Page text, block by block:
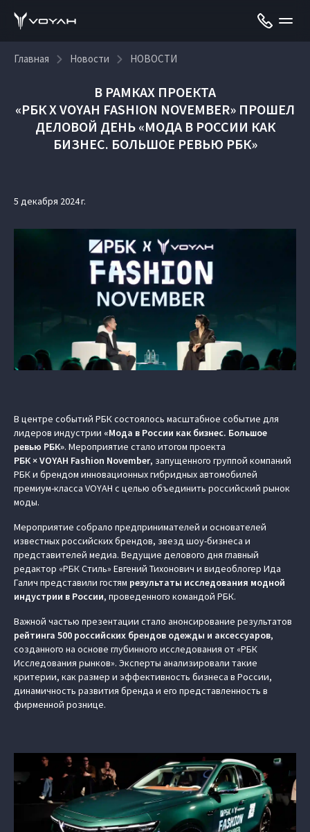
Главная Новости НОВОСТИ
В РАМКАХ ПРОЕКТА
«РБК X VOYAH FASHION NOVEMBER» ПРОШЕЛ
ДЕЛОВОЙ ДЕНЬ «МОДА В РОССИИ КАК
БИЗНЕС. БОЛЬШОЕ РЕВЬЮ РБК»
5 декабря 2024 г.
В центре событий РБК состоялось масштабное событие для
лидеров индустрии «Мода в России как бизнес. Большое
ревью РБК». Мероприятие стало итогом проекта
РБК × VOYAH Fashion November, запущенного группой компаний
РБК и брендом инновационных гибридных автомобилей
премиум-класса VOYAH с целью объединить российский рынок
моды.
Мероприятие собрало предпринимателей и основателей
известных российских брендов, звезд шоу-бизнеса и
представителей медиа. Ведущие делового дня главный
редактор «РБК Стиль» Евгений Тихонович и видеоблогер Ида
Галич представили гостям результаты исследования модной
индустрии в России, проведенного командой РБК.
Важной частью презентации стало анонсирование результатов
рейтинга 500 российских брендов одежды и аксессуаров,
созданного на основе глубинного исследования от «РБК
Исследования рынков». Эксперты анализировали такие
критерии, как размер и эффективность бизнеса в России,
динамичность развития бренда и его представленность в
фирменной рознице.